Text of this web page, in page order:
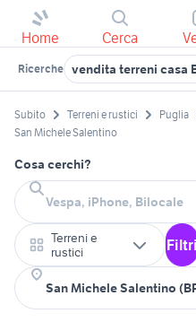
Home Cerca
Ricerche vendita terreni casa
Subito Terreni e rustici Puglia
San Michele Salentino
Cosa cerchi?
Terreni e
rustici
Filtri